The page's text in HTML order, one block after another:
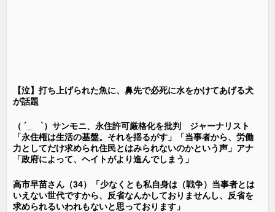
【泣】打ち上げられた魚に、鼻先で必死に水をかけてあげる犬
が話題
（ ´_ゝ`）サンモニ、永住許可厳格化を批判 ジャーナリスト
「永住権は生活の基盤。それを揺るがす」「当事者から、労働
力としてだけ求められ住民とはみられないのかという声」アナ
「政府によって、ヘイトがより進んでしまう」
高市早苗さん（34）「少なくとも私自身は（戦争）当事者とは
いえない世代ですから、反省なんかしておりませんし、反省を
求められるいわれもないと思っております」